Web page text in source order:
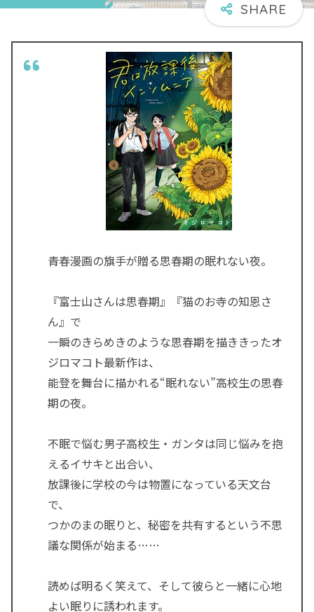
青春漫画の旗手が贈る思春期の眠れない夜。
『富士山さんは思春期』『猫のお寺の知恩さ
ん』で
一瞬のきらめきのような思春期を描ききったオ
ジロマコト最新作は、
能登を舞台に描かれる“眠れない”高校生の思春
期の夜。
不眠で悩む男子高校生・ガンタは同じ悩みを抱
えるイサキと出合い、
放課後に学校の今は物置になっている天文台
で、
つかのまの眠りと、秘密を共有するという不思
議な関係が始まる……
読めば明るく笑えて、そして彼らと一緒に心地
よい眠りに誘われます。